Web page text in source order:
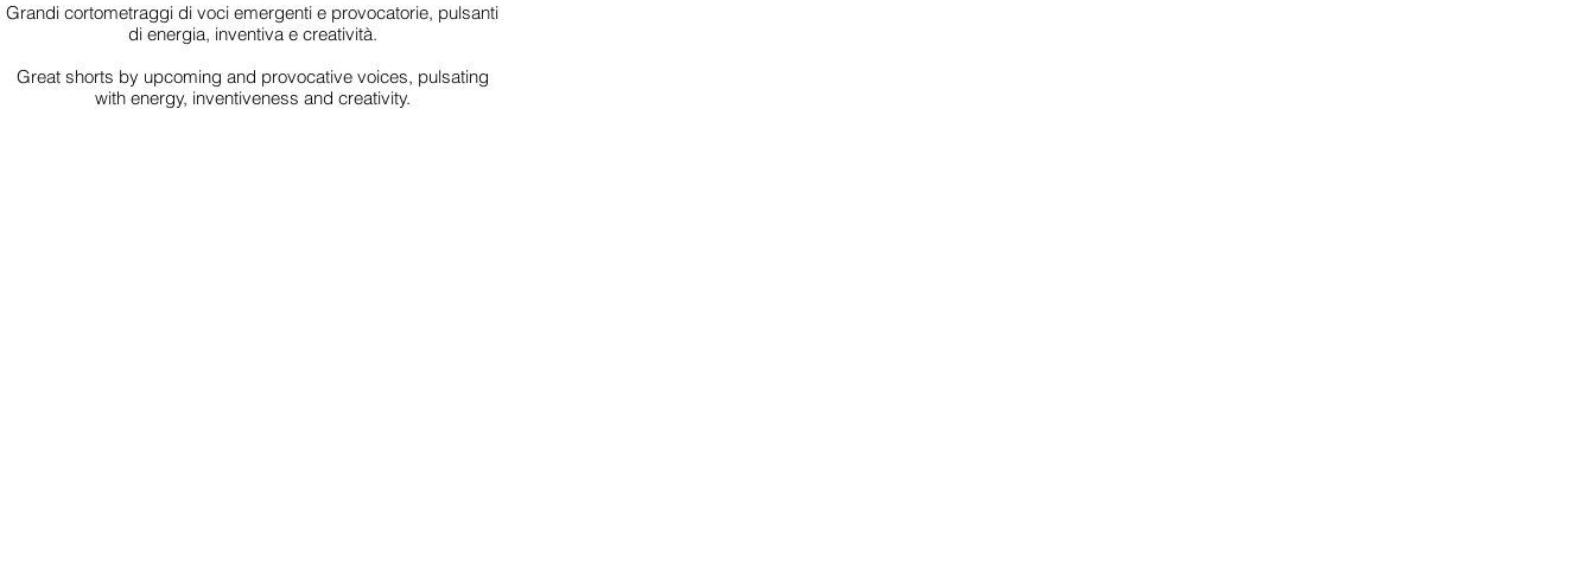
Grandi cortometraggi di voci emergenti e provocatorie, pulsanti
di energia, inventiva e creatività.
Great shorts by upcoming and provocative voices, pulsating
with energy, inventiveness and creativity.